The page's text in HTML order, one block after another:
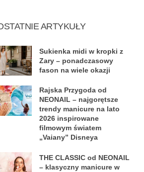
ARTYKUŁY
Sukienka midi w kropki z
Zary – ponadczasowy
fason na wiele okazji
Rajska Przygoda od
NEONAIL – najgorętsze
trendy manicure na lato
2026 inspirowane
filmowym światem
„Vaiany” Disneya
THE CLASSIC od NEONAIL
– klasyczny manicure w